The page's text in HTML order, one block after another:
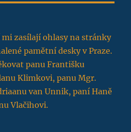
zasílají ohlasy na stránky
pamětní desky v Praze.
panu Františku
Klimkovi, panu Mgr.
van Unnik, paní Haně
Vlačihovi.